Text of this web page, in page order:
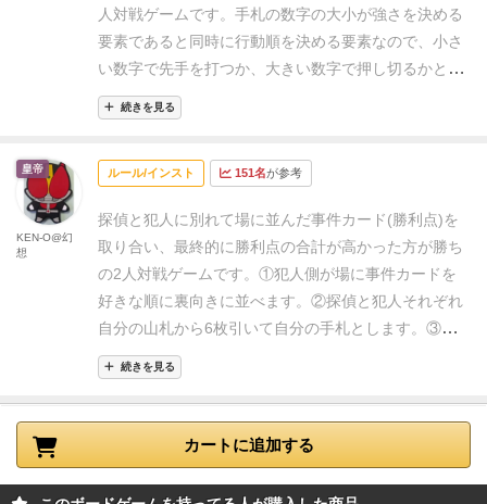
人対戦ゲームです。 手札の数字の大小が強さを決める
要素であると同時に行動順を決める要素なので、小さ
い数字で先手を打つか、大きい数字で押し切るかとい
った読み合いが面白いゲームです。
て奪い合う「事件カード」も犯人側は一律2点として
されています。
探偵はこのカードを得られるよう相手
うにミスリードを誘う、自分で回収してしまうといっ
た攻防もまた面白いポイントになっています。総括し
てルールが簡単で説明しやすく、お手軽な心理戦が楽
しめて満足できるゲームだと思います。
続きを見る
ルール/インスト 151名が参考
探偵と犯人に別れて場に並んだ事件カード(勝利点)を
取り合い、最終的に勝利点の合計が高かった方が勝ち
の2人対戦ゲームです。 ①犯人側が場に事件カードを
好きな順に裏向きに並べます。 ②探偵と犯人それぞれ
自分の山札から6枚引いて自分の手札とします。 ③そ
れぞれ手札から2枚ずつ裏向きで出して同時に公開し
ます。数字が小さいカードから置く権利が発生しま
す。(1ターンで合計4枚のカードが場に置かれることに
④数字の小さいカードから好きな事件カー
ドの前に置いていきます。各事件カードに対して2人
続きを見る
皇帝
KEN-O@幻
想
カートに追加する